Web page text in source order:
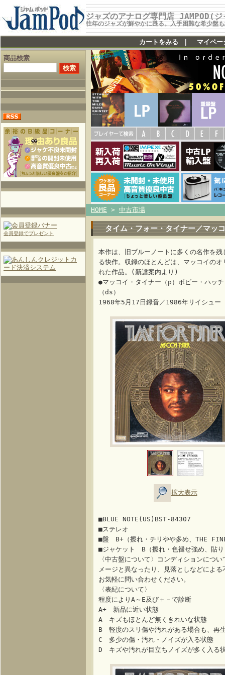
ジャズのアナログ専門店 JAMPOD(
往年のジャズが鮮やかに甦る。入手困難な希少盤
カートをみる マイペー
商品検索
会員登録でプレゼント
HOME > 中古市場
タイム・フォー・タイナー／マッ
本作は、旧ブルーノートに多くの名作を
る快作。収録のほとんどは、マッコイの
れた作品。(新譜案内より)
●マッコイ・タイナー（p）ボビー・ハッ
（ds）
1968年5月17日録音／1986年リイシュー
拡大表示
■BLUE NOTE(US)BST-84307
■ステレオ
■盤 B+（擦れ・チリやや多め、THE
■ジャケット B（擦れ・色褪せ強め、貼り
〈中古盤について〉コンディションにつ
メージと異なったり、見落としなどによ
お気軽に問い合わせください。
〈表紀について〉
程度によりA～E及び＋－で診断
A+ 新品に近い状態
A キズもほとんど無くきれいな状態
B 軽度のスリ傷や汚れがある場合も、再
C 多少の傷・汚れ・ノイズが入る状態
D キズや汚れが目立ちノイズが多く入る